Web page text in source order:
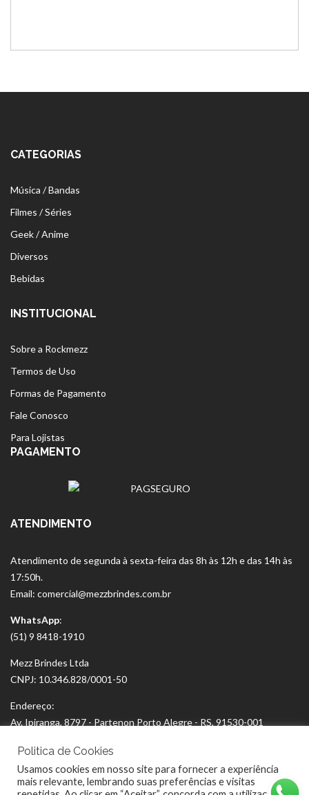
CATEGORIAS
Música / Bandas
Filmes / Séries
Geek / Anime
Diversos
Bebidas
INSTITUCIONAL
Sobre a Rockmezz
Termos de Uso
Formas de Pagamento
Fale Conosco
Para Lojistas
PAGAMENTO
ATENDIMENTO
Atendimento de segunda à sexta-feira das 8h às 12h e das 14h às
17:50h.
Email: comercial@mezzbrindes.com.br
WhatsApp:
(51) 9 8418-1910
Mezz Brindes Ltda
CNPJ: 10.346.828/0001-50
Endereço:
Av. Ipiranga, 8797 - Partenon Porto Alegre - RS, 91530-001
Politica de Cookies
Usamos cookies em nosso site para fornecer a experiência
mais relevante, lembrando suas preferências e visitas